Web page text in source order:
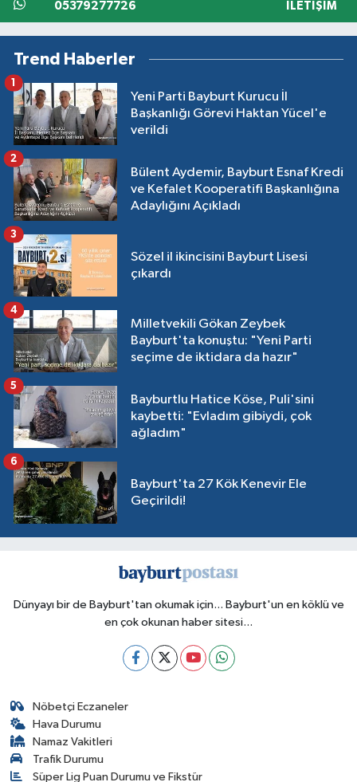
05379277726 İLETIŞIM
Trend Haberler
Yeni Parti Bayburt Kurucu İl
Başkanlığı Görevi Haktan Yücel'e
verildi
1
Bülent Aydemir, Bayburt Esnaf Kredi
ve Kefalet Kooperatifi Başkanlığına
Adaylığını Açıkladı
2
Sözel il ikincisini Bayburt Lisesi
çıkardı
3
Milletvekili Gökan Zeybek
Bayburt'ta konuştu: "Yeni Parti
seçime de iktidara da hazır"
4
Bayburtlu Hatice Köse, Puli'sini
kaybetti: "Evladım gibiydi, çok
ağladım"
5
Bayburt'ta 27 Kök Kenevir Ele
Geçirildi!
6
Dünyayı bir de Bayburt'tan okumak için... Bayburt'un en köklü ve
en çok okunan haber sitesi...
Nöbetçi Eczaneler
Hava Durumu
Namaz Vakitleri
Trafik Durumu
Süper Lig Puan Durumu ve Fikstür